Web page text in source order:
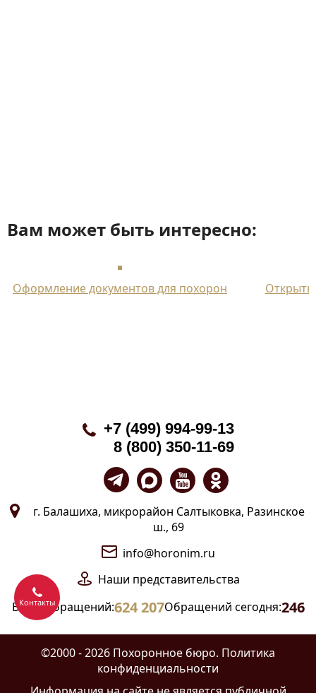
Вам может быть интересно:
Оформление документов для похорон
+7 (499) 994-99-13
8 (800) 350-11-69
г. Балашиха, микрорайон Салтыковка, Разинское
ш., 69
info@horonim.ru
Наши представительства
Всего обращений:624 207Обращений сегодня:246
©2000 - 2026 Похоронное бюро. Политика
конфиденциальности
Контакты